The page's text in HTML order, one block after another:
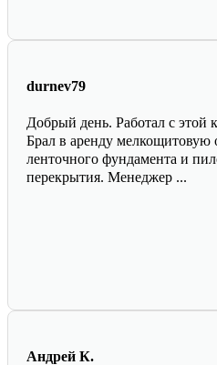
durnev79
Добрый день. Работал с этой
Брал в аренду мелкощитовую
ленточного фундамента и
перекрытия. Менеджер ...
Андрей К.